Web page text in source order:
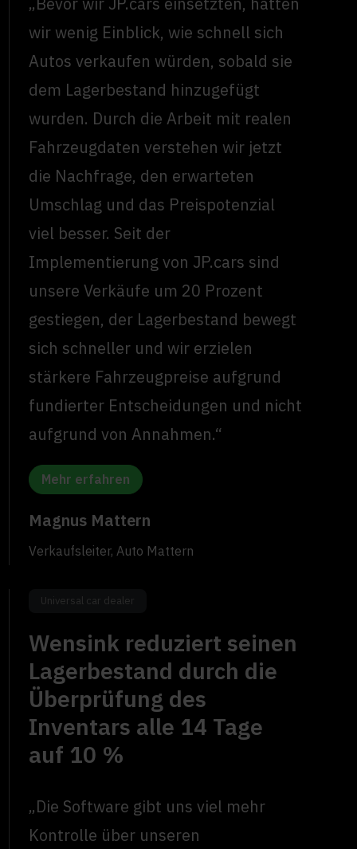
wir wenig Einblick, wie schnell sich
Autos verkaufen würden, sobald sie
dem Lagerbestand hinzugefügt
wurden. Durch die Arbeit mit realen
Fahrzeugdaten verstehen wir jetzt
die Nachfrage, den erwarteten
Umschlag und das Preispotenzial
viel besser. Seit der
Implementierung von JP.cars sind
unsere Verkäufe um 20 Prozent
gestiegen, der Lagerbestand bewegt
sich schneller und wir erzielen
stärkere Fahrzeugpreise aufgrund
fundierter Entscheidungen und nicht
aufgrund von Annahmen.“
Mehr erfahren
Magnus Mattern
Verkaufsleiter, Auto Mattern
Universal car dealer
Wensink reduziert seinen
Lagerbestand durch die
Überprüfung des
Inventars alle 14 Tage
auf 10 %
„Die Software gibt uns viel mehr
Kontrolle über unseren